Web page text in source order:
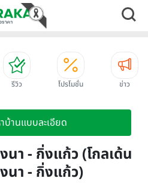
รีวิว โปรโมชั่น ข่าว
บ้านแบบละเอียด
นา - กิ่งแก้ว (โกลเด้น
นา - กิ่งแก้ว)